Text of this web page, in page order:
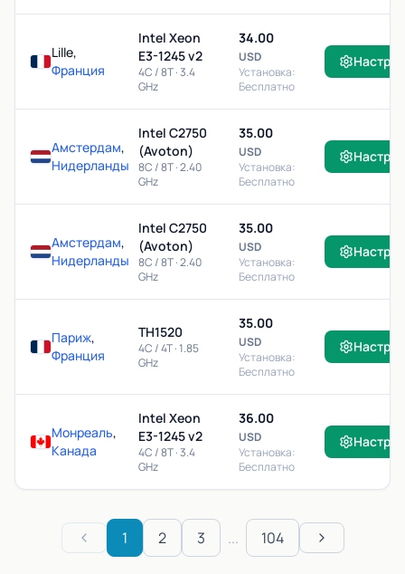
Lille,
Франция
Intel Xeon
E3-1245 v2
4C / 8T · 3.4
GHz
34.00
USD
Установка:
Бесплатно
Амстердам,
Нидерланды
Intel C2750
(Avoton)
8C / 8T · 2.40
GHz
35.00
USD
Установка:
Бесплатно
Амстердам,
Нидерланды
Intel C2750
(Avoton)
8C / 8T · 2.40
GHz
35.00
USD
Установка:
Бесплатно
Париж,
Франция
TH1520
4C / 4T · 1.85
GHz
35.00
USD
Установка:
Бесплатно
Монреаль,
Канада
Intel Xeon
E3-1245 v2
4C / 8T · 3.4
GHz
36.00
USD
Установка:
Бесплатно
Previous1 2 3 ... 104 Next